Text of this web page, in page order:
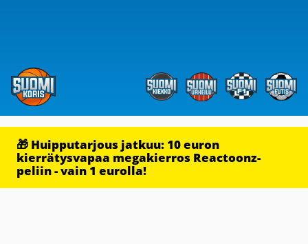
🎁 Huipputarjous jatkuu: 10 euron
kierrätysvapaa megakierros Reactoonz-
peliin - vain 1 eurolla!